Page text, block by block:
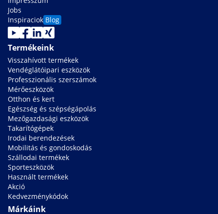
Jobs
Inspiraciok Blog
Termékeink
Visszahívott termékek
Vendéglátóipari eszközök
Professzionális szerszámok
Mérőeszközök
Otthon és kert
Egészség és szépségápolás
Mezőgazdasági eszközök
Takarítógépek
Irodai berendezések
Mobilitás és gondoskodás
Szállodai termékek
Sporteszközök
Használt termékek
Akció
Kedvezménykódok
Márkáink